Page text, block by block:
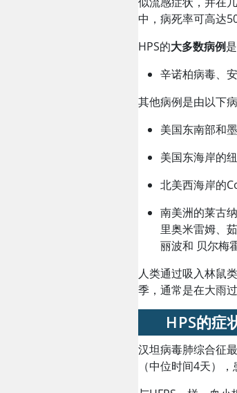
中，病死率可高达
HPS的大多数病例
辛诺柏病毒、
其他病例是由以下
美国东南部和
美国东海岸的
北美西海岸的
南美洲的莱古
里奥米雷姆、
丽波和 贝尔梅
人类通过吸入林鼠
季，通常是在大雨
HPS的症
汉坦病毒肺综合征
（中位时间4天）